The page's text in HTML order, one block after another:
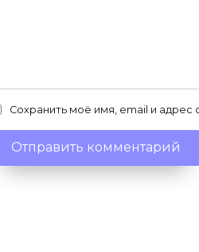
Сохранить моё имя, email и адрес